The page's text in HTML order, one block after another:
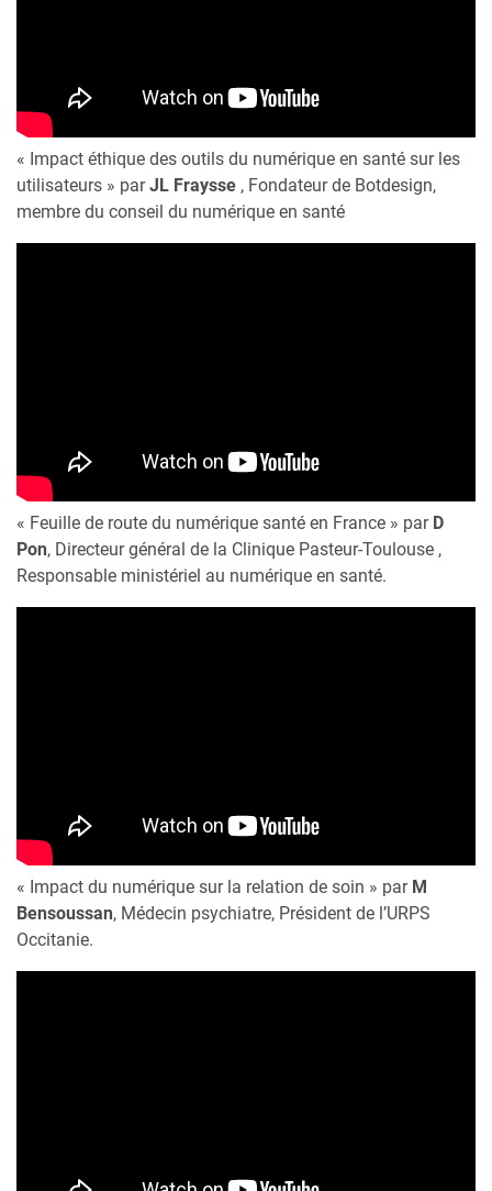
« Impact éthique des outils du numérique en santé sur les
utilisateurs » parJL Fraysse , Fondateur de Botdesign,
membre du conseil du numérique en santé
« Feuille de route du numérique santé en France » par D
Pon, Directeur général de la Clinique Pasteur-Toulouse ,
Responsable ministériel au numérique en santé.
« Impact du numérique sur la relation de soin » par M
Bensoussan, Médecin psychiatre, Président de l’URPS
Occitanie.